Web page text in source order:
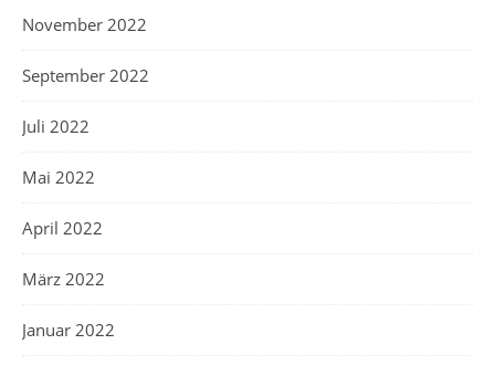
November 2022
September 2022
Juli 2022
Mai 2022
April 2022
März 2022
Januar 2022